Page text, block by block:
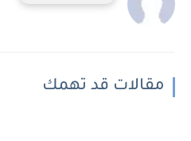
مقالات قد تهمك